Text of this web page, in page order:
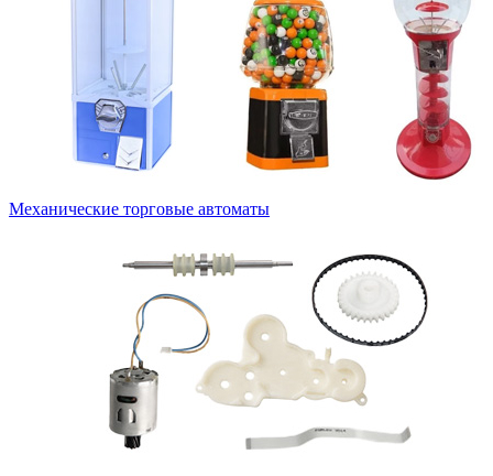
Механические торговые автоматы